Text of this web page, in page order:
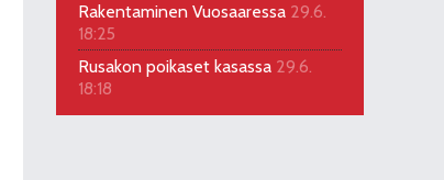
Rakentaminen Vuosaaressa 29.6.
18:25
Rusakon poikaset kasassa 29.6.
18:18